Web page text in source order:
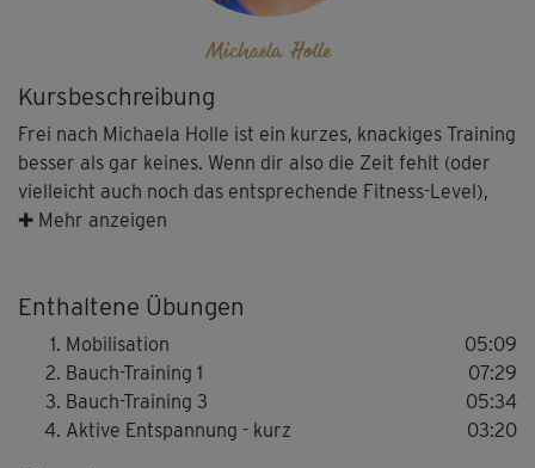
Kursbeschreibung
Frei nach Michaela Holle ist ein kurzes, knackiges Training
besser als gar keines. Wenn dir also die Zeit fehlt (oder
vielleicht auch noch das entsprechende Fitness-Level),
bist du bei der Kurz-Variante ihres Bauch-Spezials genau
Die Fitness-Expertin zeigt dir Bauchmuskel-Übungen für
Einsteiger, oft auch in verschiedenen
Schwierigkeitsstufen (Multilevel-Kurs). Ergänzt werden
diese durch einige Moves für den Rücken. So trainierst du
Vorder- und Rückseite im Gleichgewicht, was wichtig für
✚ Mehr anzeigen
Enthaltene Übungen
Mobilisation
05:09
Bauch-Training 1
07:29
Bauch-Training 3
05:34
Aktive Entspannung - kurz
03:20
Michaela Holle